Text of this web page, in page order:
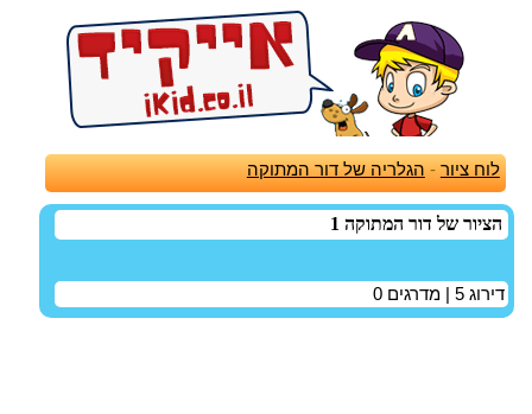
לוח ציור - הגלריה של דור המתוקה
הציור של דור המתוקה 1
דירוג 5 | מדרגים 0